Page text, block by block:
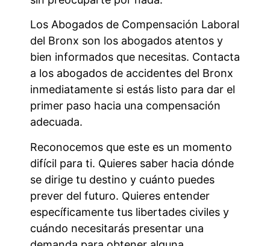
Los Abogados de Compensación Laboral
del Bronx son los abogados atentos y
bien informados que necesitas. Contacta
a los abogados de accidentes del Bronx
inmediatamente si estás listo para dar el
primer paso hacia una compensación
adecuada.
Reconocemos que este es un momento
difícil para ti. Quieres saber hacia dónde
se dirige tu destino y cuánto puedes
prever del futuro. Quieres entender
específicamente tus libertades civiles y
cuándo necesitarás presentar una